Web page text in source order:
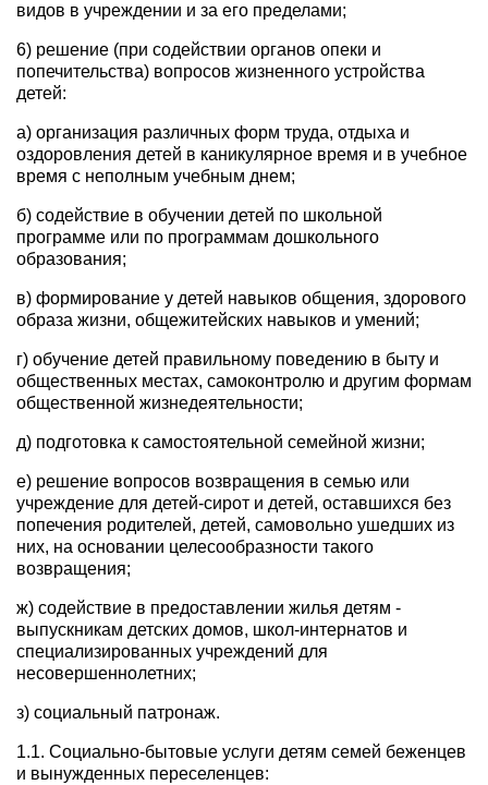
видов в учреждении и за его пределами;
6) решение (при содействии органов опеки и
попечительства) вопросов жизненного устройства
детей:
а) организация различных форм труда, отдыха и
оздоровления детей в каникулярное время и в учебное
время с неполным учебным днем;
б) содействие в обучении детей по школьной
программе или по программам дошкольного
образования;
в) формирование у детей навыков общения, здорового
образа жизни, общежитейских навыков и умений;
г) обучение детей правильному поведению в быту и
общественных местах, самоконтролю и другим формам
общественной жизнедеятельности;
д) подготовка к самостоятельной семейной жизни;
е) решение вопросов возвращения в семью или
учреждение для детей-сирот и детей, оставшихся без
попечения родителей, детей, самовольно ушедших из
них, на основании целесообразности такого
возвращения;
ж) содействие в предоставлении жилья детям -
выпускникам детских домов, школ-интернатов и
специализированных учреждений для
несовершеннолетних;
з) социальный патронаж.
1.1. Социально-бытовые услуги детям семей беженцев
и вынужденных переселенцев: